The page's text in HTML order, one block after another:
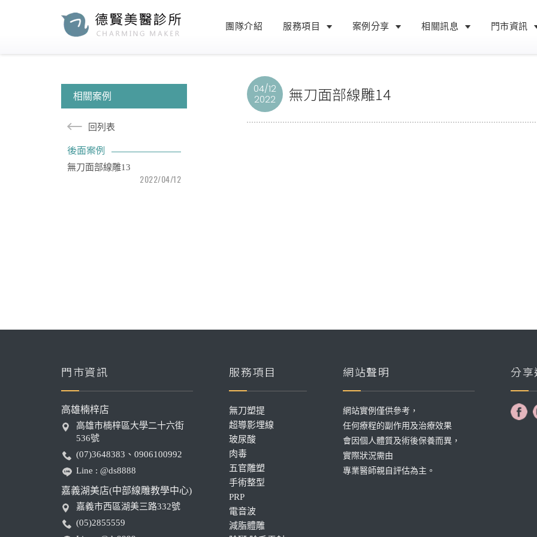
團隊介紹 服務項目 案例分享 相關訊息 門市資訊
相關案例
回列表
後面案例
無刀面部線雕13
2022/04/12
04/12
2022
無刀面部線雕14
門市資訊
高雄楠梓店
高雄市楠梓區大學二十六街
536號
(07)3648383、0906100992
Line : @ds8888
嘉義湖美店(中部線雕教學中心)
嘉義市西區湖美三路332號
(05)2855559
服務項目
無刀塑提
超導影埋線
玻尿酸
肉毒
五官雕塑
手術整型
PRP
電音波
減脂體雕
網站聲明
網站實例僅供參考，
任何療程的副作用及治療效果
會因個人體質及術後保養而異，
實際狀況需由
專業醫師親自評估為主。
分